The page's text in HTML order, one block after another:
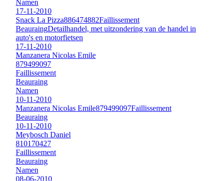
Namen
17-11-2010
Snack La Pizza886474882Faillissement
BeauraingDetailhandel, met uitzondering van de handel in
auto's en motorfietsen
17-11-2010
Manzanera Nicolas Emile
879499097
Faillissement
Beauraing
Namen
10-11-2010
Manzanera Nicolas Emile879499097Faillissement
Beauraing
10-11-2010
Meybosch Daniel
810170427
Faillissement
Beauraing
Namen
08-06-2010